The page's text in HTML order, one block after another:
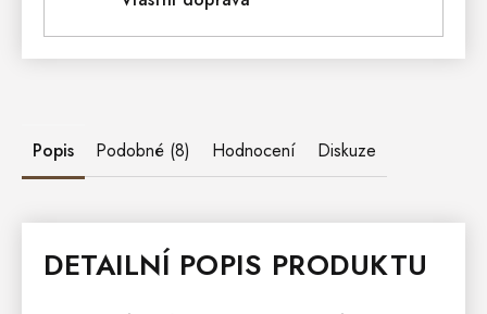
Popis Podobné (8) Hodnocení Diskuze
DETAILNÍ POPIS PRODUKTU